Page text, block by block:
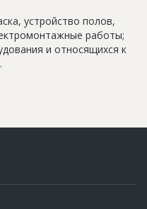
устройство полов,
работы;
и относящихся к